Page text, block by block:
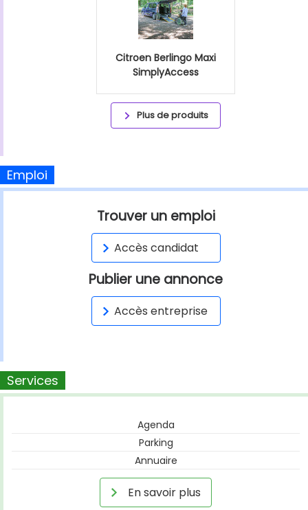
Citroen Berlingo Maxi
SimplyAccess
Plus de produits
Emploi
Trouver un emploi
Accès candidat
Publier une annonce
Accès entreprise
Services
Agenda
Parking
Annuaire
En savoir plus